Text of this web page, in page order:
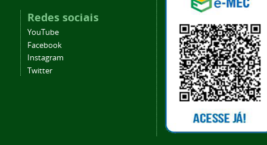
Redes sociais
YouTube
Facebook
Instagram
Twitter